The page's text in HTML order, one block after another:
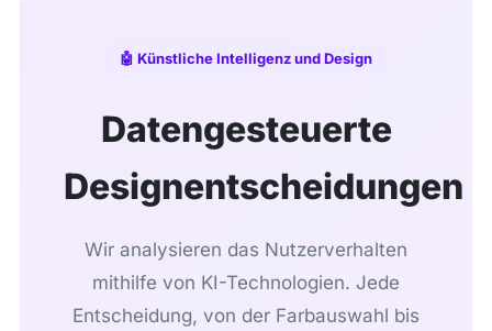
🤖 Künstliche Intelligenz und Design
Datengesteuerte
Designentscheidungen
Wir analysieren das Nutzerverhalten
mithilfe von KI-Technologien. Jede
Entscheidung, von der Farbauswahl bis